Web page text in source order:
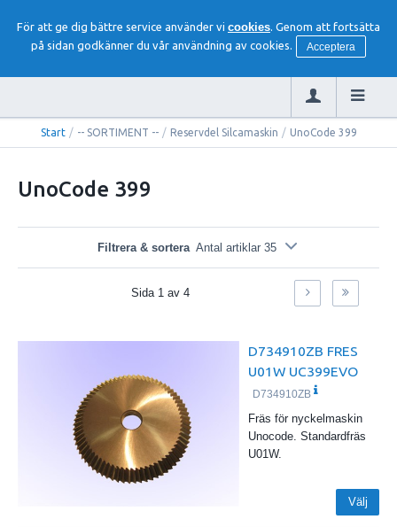
För att ge dig bättre service använder vi cookies. Genom att fortsätta
på sidan godkänner du vår användning av cookies.
Acceptera
Start / -- SORTIMENT -- / Reservdel Silcamaskin / UnoCode 399
UnoCode 399
Filtrera & sortera Antal artiklar 35
Sida 1 av 4
D734910ZB FRES
U01W UC399EVO
D734910ZB
Fräs för nyckelmaskin
Unocode. Standardfräs
U01W.
Välj